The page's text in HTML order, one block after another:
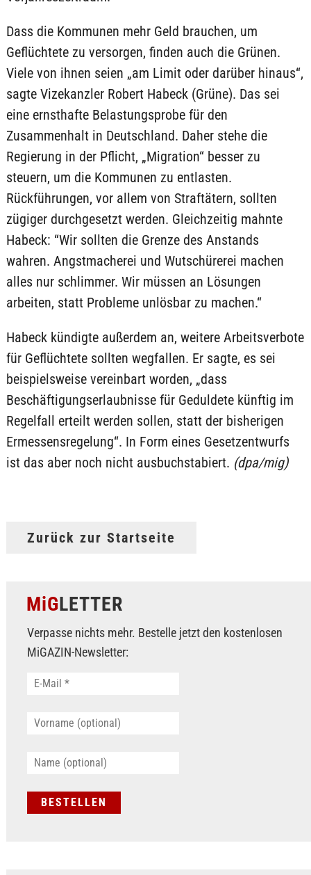
Dass die Kommunen mehr Geld brauchen, um
Geflüchtete zu versorgen, finden auch die Grünen.
Viele von ihnen seien „am Limit oder darüber hinaus“,
sagte Vizekanzler Robert Habeck (Grüne). Das sei
eine ernsthafte Belastungsprobe für den
Zusammenhalt in Deutschland. Daher stehe die
Regierung in der Pflicht, „Migration“ besser zu
steuern, um die Kommunen zu entlasten.
Rückführungen, vor allem von Straftätern, sollten
zügiger durchgesetzt werden. Gleichzeitig mahnte
Habeck: “Wir sollten die Grenze des Anstands
wahren. Angstmacherei und Wutschürerei machen
alles nur schlimmer. Wir müssen an Lösungen
arbeiten, statt Probleme unlösbar zu machen.“
Habeck kündigte außerdem an, weitere Arbeitsverbote
für Geflüchtete sollten wegfallen. Er sagte, es sei
beispielsweise vereinbart worden, „dass
Beschäftigungserlaubnisse für Geduldete künftig im
Regelfall erteilt werden sollen, statt der bisherigen
Ermessensregelung“. In Form eines Gesetzentwurfs
ist das aber noch nicht ausbuchstabiert. (dpa/mig)
Zurück zur Startseite
MiGLETTER
Verpasse nichts mehr. Bestelle jetzt den kostenlosen
MiGAZIN-Newsletter: